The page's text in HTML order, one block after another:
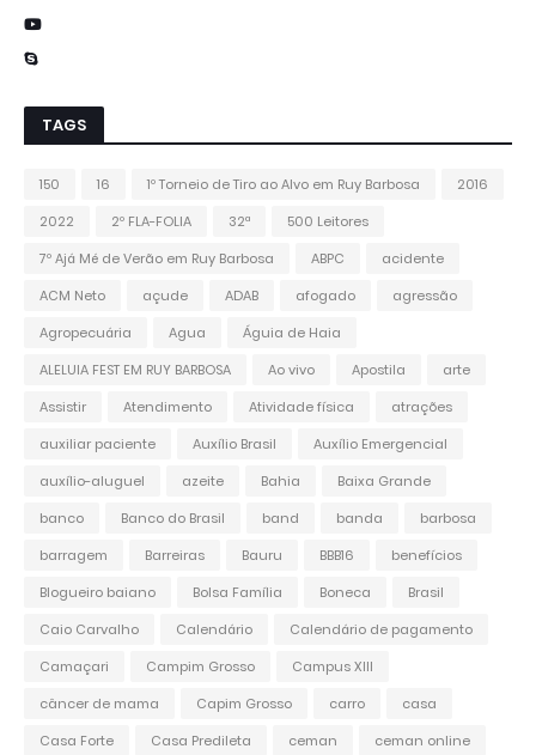
TAGS
150 16 1º Torneio de Tiro ao Alvo em Ruy Barbosa
2016
2022
2º FLA-FOLIA 32ª
500 Leitores
7º Ajá Mé de Verão em Ruy Barbosa
ABPC
acidente
ACM Neto
açude ADAB afogado
agressão
Agropecuária
Agua
Águia de Haia
ALELUIA FEST EM RUY BARBOSA
Ao vivo Apostila
arte
Assistir
Atendimento Atividade física
atrações
auxiliar paciente
Auxílio Brasil
Auxílio Emergencial
auxílio-aluguel
azeite Bahia
Baixa Grande
banco
Banco do Brasil band banda
barbosa
barragem
Barreiras Bauru BBB16
benefícios
Blogueiro baiano
Bolsa Família Boneca
Brasil
Caio Carvalho
Calendário
Calendário de pagamento
Camaçari
Campim Grosso
Campus XIII
câncer de mama
Capim Grosso carro
casa
Casa Forte
Casa Predileta ceman ceman online